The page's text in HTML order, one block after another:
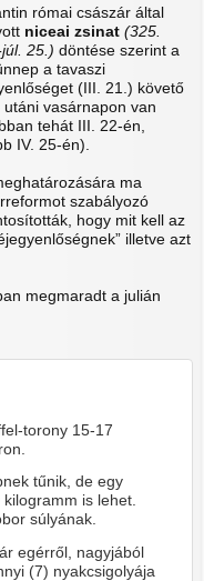
római császár által
niceai zsinat (325.
25.) döntése szerint a
a tavaszi
(III. 21.) követő
utáni vasárnapon van
tehát III. 22-én,
IV. 25-én).
ma
szabályozó
hogy mit kell az
illetve azt
megmaradt a julián
torony 15-17
tűnik, de egy
is lehet.
súlyának.
egérről, nagyjából
(7) nyakcsigolyája